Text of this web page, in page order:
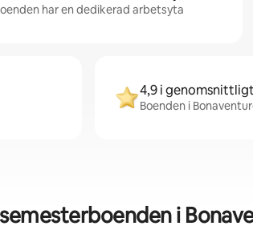
har en dedikerad arbetsyta
4,9 i
Boenden i
i